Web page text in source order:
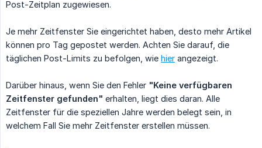
Post-Zeitplan zugewiesen.
Je mehr Zeitfenster Sie eingerichtet haben, desto mehr Artikel
können pro Tag gepostet werden. Achten Sie darauf, die
täglichen Post-Limits zu befolgen, wie hier angezeigt.
Darüber hinaus, wenn Sie den Fehler "Keine verfügbaren
Zeitfenster gefunden" erhalten, liegt dies daran. Alle
Zeitfenster für die speziellen Jahre werden belegt sein, in
welchem Fall Sie mehr Zeitfenster erstellen müssen.